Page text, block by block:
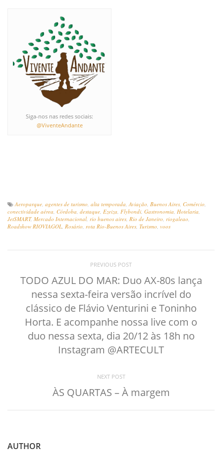
Siga-nos nas redes sociais:
@ViventeAndante
Aeroparque, agentes de turismo, alta temporada,Aviação, Buenos Aires, Comércio,
conectividade aérea, Córdoba, destaque, Ezeiza, Flybondi, Gastronomia, Hotelaria,
JetSMART, Mercado Internacional, rio buenos aires, Rio de Janeiro, riogaleao,
Roadshow RIOVIAGOL, Rosário, rota Rio-Buenos Aires, Turismo, voos
PREVIOUS POST
TODO AZUL DO MAR: Duo AX-80s lança
nessa sexta-feira versão incrível do
clássico de Flávio Venturini e Toninho
Horta. E acompanhe nossa live com o
duo nessa sexta, dia 20/12 às 18h no
Instagram @ARTECULT
NEXT POST
ÀS QUARTAS – À margem
AUTHOR